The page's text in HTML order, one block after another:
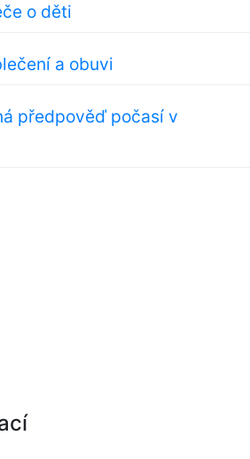
o děti
a obuvi
předpověď počasí v